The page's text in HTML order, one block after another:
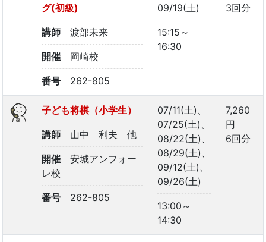
グ(初級)
講師 渡部未来
開催 岡崎校
番号 262-805
09/19(土)
15:15～
16:30
3回分
子ども将棋（小学生）
講師 山中 利夫 他
開催
安城アンフォー
レ校
番号 262-805
07/11(土)、
07/25(土)、
08/22(土)、
08/29(土)、
09/12(土)、
09/26(土)
13:00～
14:30
7,260
円
6回分